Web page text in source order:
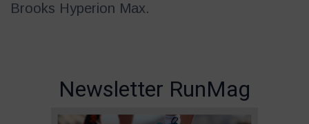
Brooks Hyperion Max.
Newsletter RunMag